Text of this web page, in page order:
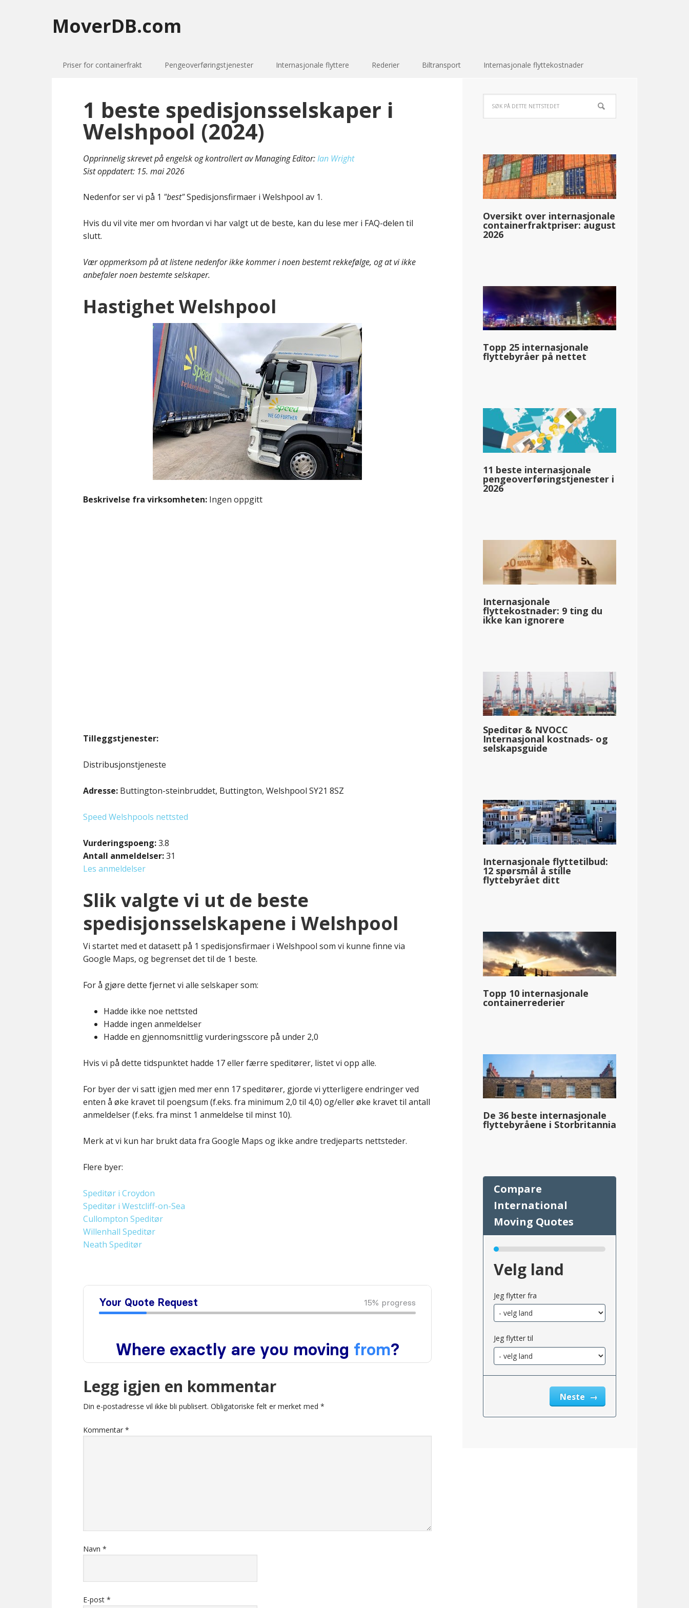
MoverDB.com
Priser for containerfrakt Pengeoverføringstjenester Internasjonale flyttere Rederier Biltransport Internasjonale flyttekostnader
1 beste spedisjonsselskaper i
Welshpool (2024)
Opprinnelig skrevet på engelsk og kontrollert av Managing Editor:Ian Wright
Sist oppdatert: 15. mai 2026
Nedenfor ser vi på 1 "best"Spedisjonsfirmaer i Welshpool av 1.
Hvis du vil vite mer om hvordan vi har valgt ut de beste, kan du lese mer i FAQ-delen til
slutt.
Vær oppmerksom på at listene nedenfor ikke kommer i noen bestemt rekkefølge, og at vi ikke
anbefaler noen bestemte selskaper.
Hastighet Welshpool
Beskrivelse fra virksomheten: Ingen oppgitt
Tilleggstjenester:
Distribusjonstjeneste
Adresse: Buttington-steinbruddet, Buttington, Welshpool SY21 8SZ
Speed Welshpools nettsted
Vurderingspoeng:3.8
Antall anmeldelser:31
Les anmeldelser
Slik valgte vi ut de beste
spedisjonsselskapene i Welshpool
Vi startet med et datasett på 1 spedisjonsfirmaer i Welshpool som vi kunne finne via
Google Maps, og begrenset det til de 1 beste.
For å gjøre dette fjernet vi alle selskaper som:
Hadde ikke noe nettsted
Hadde ingen anmeldelser
Hadde en gjennomsnittlig vurderingsscore på under 2,0
Hvis vi på dette tidspunktet hadde 17 eller færre speditører, listet vi opp alle.
For byer der vi satt igjen med mer enn 17 speditører, gjorde vi ytterligere endringer ved
enten å øke kravet til poengsum (f.eks. fra minimum 2,0 til 4,0) og/eller øke kravet til antall
anmeldelser (f.eks. fra minst 1 anmeldelse til minst 10).
Merk at vi kun har brukt data fra Google Maps og ikke andre tredjeparts nettsteder.
Flere byer:
Speditør i Croydon
Speditør i Westcliff-on-Sea
Cullompton Speditør
Willenhall Speditør
Neath Speditør
Legg igjen en kommentar
Din e-postadresse vil ikke bli publisert. Obligatoriske felt er merket med *
Kommentar *
Navn *
E-post *
Oversikt over internasjonale
containerfraktpriser: august
2026
Topp 25 internasjonale
flyttebyråer på nettet
11 beste internasjonale
pengeoverføringstjenester i
2026
Internasjonale
flyttekostnader: 9 ting du
ikke kan ignorere
Speditør & NVOCC
Internasjonal kostnads- og
selskapsguide
Internasjonale flyttetilbud:
12 spørsmål å stille
flyttebyrået ditt
Topp 10 internasjonale
containerrederier
De 36 beste internasjonale
flyttebyråene i Storbritannia
Velg land
Jeg flytter fra
Jeg flytter til
Neste